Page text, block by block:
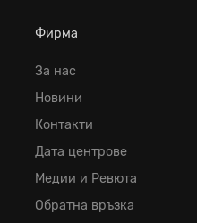
Фирма
За нас
Новини
Контакти
Дата центрове
Медии и Ревюта
Обратна връзка